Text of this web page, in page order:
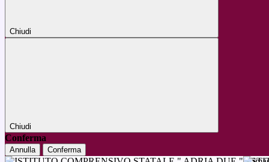
Chiudi
Chiudi
Conferma
Annulla Conferma